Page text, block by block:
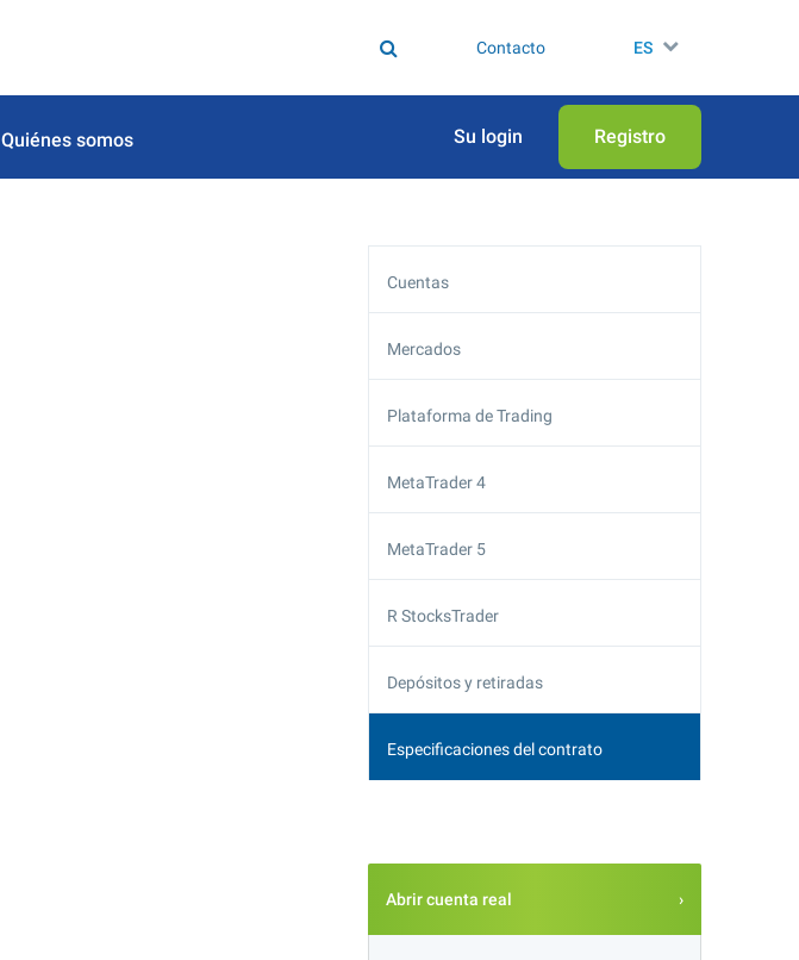
Contacto ES
Quiénes somos Su login Registro
Cuentas
Mercados
Plataforma de Trading
MetaTrader 4
MetaTrader 5
R StocksTrader
Depósitos y retiradas
Especificaciones del contrato
Abrir cuenta real